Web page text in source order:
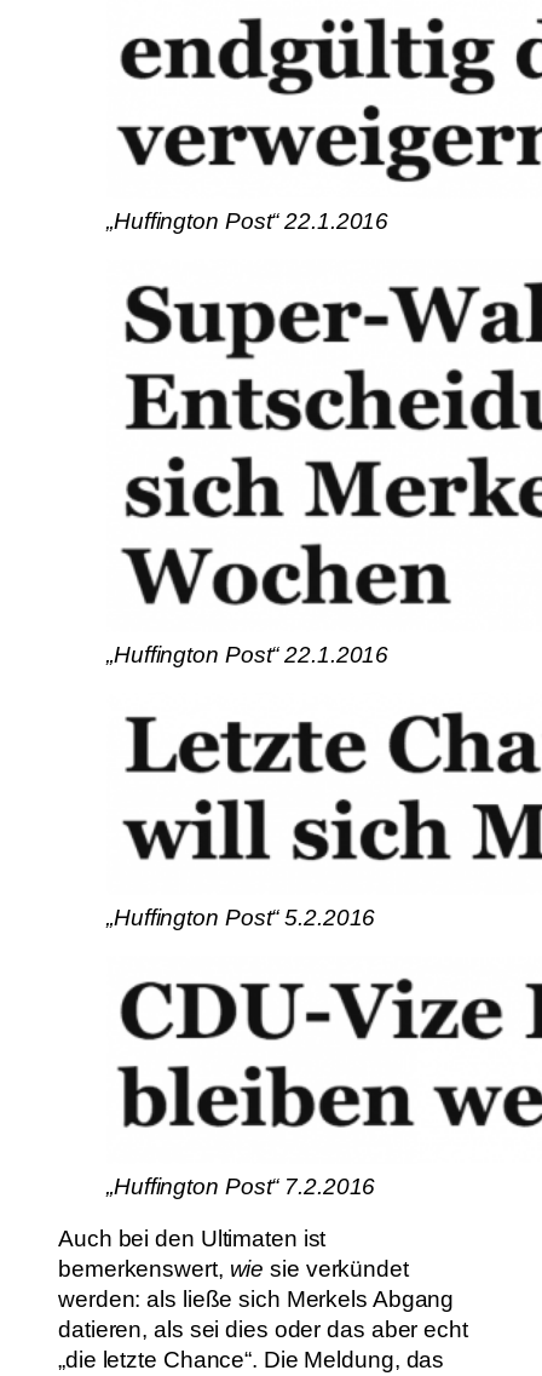
„Huffington Post“ 22.1.2016
„Huffington Post“ 22.1.2016
„Huffington Post“ 5.2.2016
„Huffington Post“ 7.2.2016
Auch bei den Ultimaten ist
bemerkenswert, wie sie verkündet
werden: als ließe sich Merkels Abgang
datieren, als sei dies oder das aber echt
„die letzte Chance“. Die Meldung, das